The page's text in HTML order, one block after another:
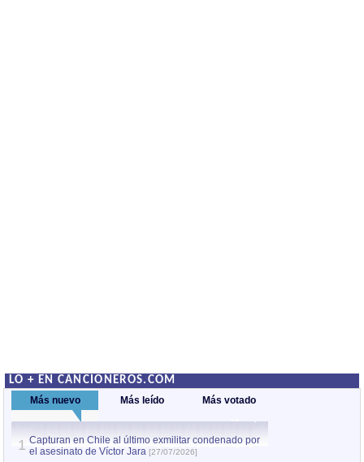
LO + EN CANCIONEROS.COM
Más nuevo Más leído Más votado
1 Capturan en Chile al último exmilitar condenado por
el asesinato de Víctor Jara [27/07/2026]